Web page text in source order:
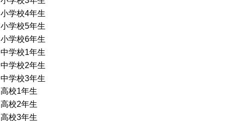
小学校4年生
小学校5年生
小学校6年生
中学校1年生
中学校2年生
中学校3年生
高校1年生
高校2年生
高校3年生